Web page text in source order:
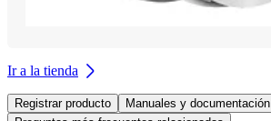
Ir a la tienda
Registrar producto
Manuales y documentación